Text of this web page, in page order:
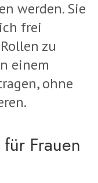
werden. Sie
frei
zu
einem
ohne
Frauen